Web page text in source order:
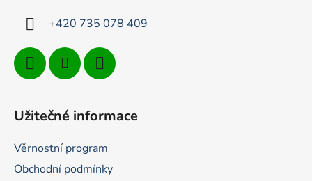
+420 735 078 409
Užitečné informace
Věrnostní program
Obchodní podmínky